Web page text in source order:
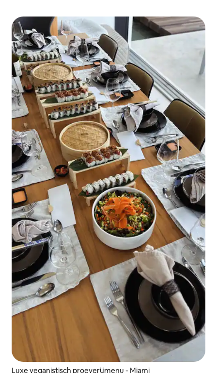
Luxe veganistisch proeverijmenu - Miami